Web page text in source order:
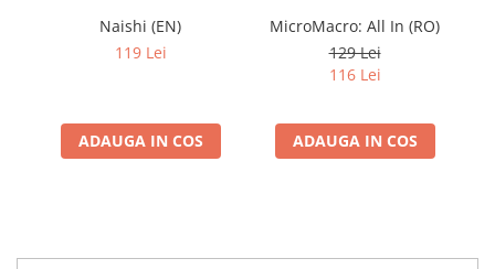
Naishi (EN)
119 Lei
ADAUGA IN COS
MicroMacro: All In (RO)
129 Lei
116 Lei
ADAUGA IN COS